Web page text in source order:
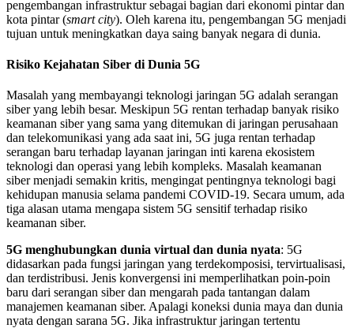
pengembangan infrastruktur sebagai bagian dari ekonomi pintar dan
kota pintar (smart city). Oleh karena itu, pengembangan 5G menjadi
tujuan untuk meningkatkan daya saing banyak negara di dunia.
Risiko Kejahatan Siber di Dunia 5G
Masalah yang membayangi teknologi jaringan 5G adalah serangan
siber yang lebih besar. Meskipun 5G rentan terhadap banyak risiko
keamanan siber yang sama yang ditemukan di jaringan perusahaan
dan telekomunikasi yang ada saat ini, 5G juga rentan terhadap
serangan baru terhadap layanan jaringan inti karena ekosistem
teknologi dan operasi yang lebih kompleks. Masalah keamanan
siber menjadi semakin kritis, mengingat pentingnya teknologi bagi
kehidupan manusia selama pandemi COVID-19. Secara umum, ada
tiga alasan utama mengapa sistem 5G sensitif terhadap risiko
keamanan siber.
5G menghubungkan dunia virtual dan dunia nyata: 5G
didasarkan pada fungsi jaringan yang terdekomposisi, tervirtualisasi,
dan terdistribusi. Jenis konvergensi ini memperlihatkan poin-poin
baru dari serangan siber dan mengarah pada tantangan dalam
manajemen keamanan siber. Apalagi koneksi dunia maya dan dunia
nyata dengan sarana 5G. Jika infrastruktur jaringan tertentu